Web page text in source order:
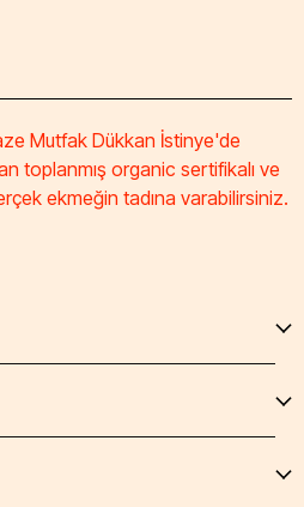
Mutfak Dükkan İstinye'de
toplanmış organic sertifikalı ve
ekmeğin tadına varabilirsiniz.